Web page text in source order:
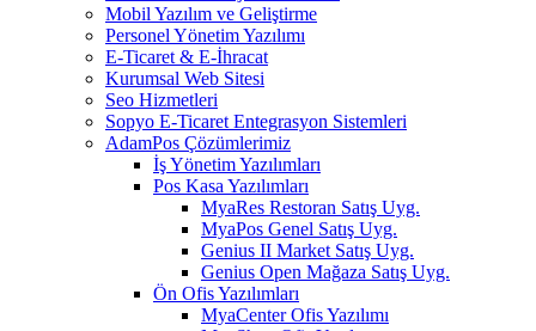
Mobil Yazılım ve Geliştirme
Personel Yönetim Yazılımı
E-Ticaret & E-İhracat
Kurumsal Web Sitesi
Seo Hizmetleri
Sopyo E-Ticaret Entegrasyon Sistemleri
AdamPos Çözümlerimiz
İş Yönetim Yazılımları
Pos Kasa Yazılımları
MyaRes Restoran Satış Uyg.
MyaPos Genel Satış Uyg.
Genius II Market Satış Uyg.
Genius Open Mağaza Satış Uyg.
Ön Ofis Yazılımları
MyaCenter Ofis Yazılımı